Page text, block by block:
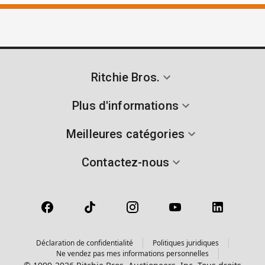
Ritchie Bros.
Plus d'informations
Meilleures catégories
Contactez-nous
Déclaration de confidentialité
Politiques juridiques
Ne vendez pas mes informations personnelles